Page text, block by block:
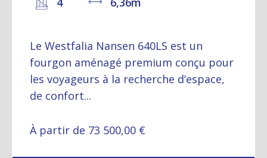
Le Westfalia Nansen 640LS est un
fourgon aménagé premium conçu pour
les voyageurs à la recherche d’espace,
de confort...
À partir de 73 500,00 €